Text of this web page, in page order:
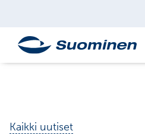
Kaikki uutiset